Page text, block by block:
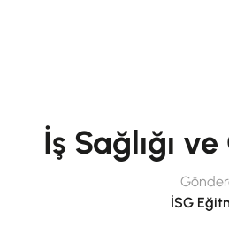
İş Sağlığı
İSG